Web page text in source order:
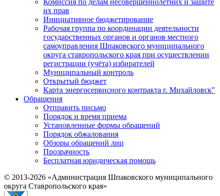
Комиссия по делам несовершеннолетних и защите
их прав
Инициативное бюджетирование
Рабочая группа по координации деятельности
государственных органов и органов местного
самоуправления Шпаковского муниципального
округа ставропольского края при осуществлении
регистрации (учёта) избирателей
Муниципальный контроль
Открытый бюджет
Карта энергосервисного контракта г. Михайловск"
Обращения
Отправить письмо
Порядок и время приема
Установленные формы обращений
Порядок обжалования
Обзоры обращений лиц
Прозрачность
Бесплатная юридическая помощь
© 2013-2026 «Администрация Шпаковского муниципального
округа Ставропольского края»